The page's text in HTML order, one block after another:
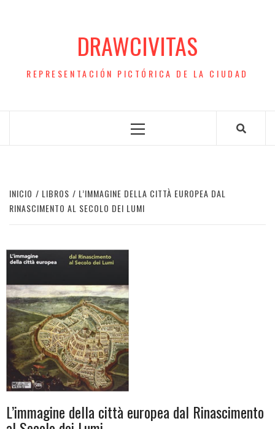
DRAWCIVITAS
REPRESENTACIÓN PICTÓRICA DE LA CIUDAD
Menú
INICIO LIBROS
L’IMMAGINE DELLA CITTÀ EUROPEA DAL
RINASCIMENTO AL SECOLO DEI LUMI
L’immagine della città europea dal Rinascimento